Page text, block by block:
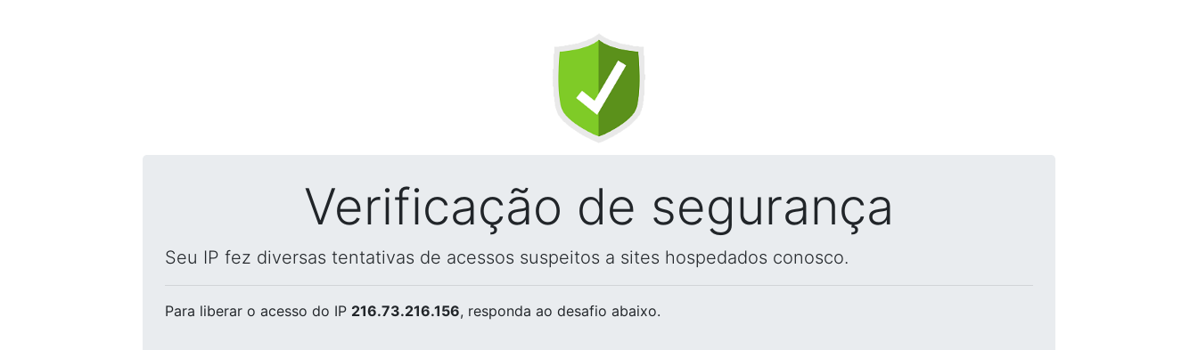
Verificação de segurança
Seu IP fez diversas tentativas de acessos suspeitos a sites hospedados conosco.
Para liberar o acesso do IP 216.73.216.156, responda ao desafio abaixo.